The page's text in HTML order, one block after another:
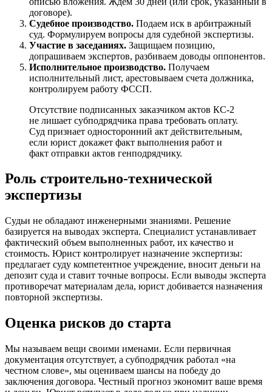
договоре).
Судебное производство. Подаем иск в арбитражный
суд. Формулируем вопросы для судебной экспертизы.
Участие в заседаниях. Защищаем позицию,
допрашиваем экспертов, разбиваем доводы оппонентов.
Исполнительное производство. Получаем
исполнительный лист, арестовываем счета должника,
контролируем работу ФССП.
Отсутствие подписанных заказчиком актов КС-2
не лишает субподрядчика права требовать оплату.
Суд признает односторонний акт действительным,
если юрист докажет факт выполнения работ и
факт отправки актов генподрядчику.
Роль строительно-технической
экспертизы
Судьи не обладают инженерными знаниями. Решение
базируется на выводах эксперта. Специалист устанавливает
фактический объем выполненных работ, их качество и
стоимость. Юрист контролирует назначение экспертизы:
предлагает суду компетентное учреждение, вносит деньги на
депозит суда и ставит точные вопросы. Если выводы эксперта
противоречат материалам дела, юрист добивается назначения
повторной экспертизы.
Оценка рисков до старта
Мы называем вещи своими именами. Если первичная
документация отсутствует, а субподрядчик работал «на
честном слове», мы оцениваем шансы на победу до
заключения договора. Честный прогноз экономит ваше время